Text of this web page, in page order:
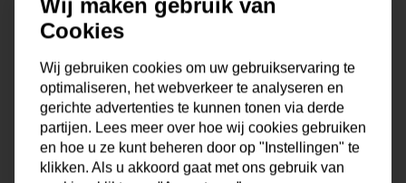
Lijst Praha |
Modern & Zilver
Op voorraad
Lijst Praha Zwart |
Zwart met rood
Uitverkocht
Wij maken gebruik van
Cookies
Wij gebruiken cookies om uw gebruikservaring te
optimaliseren, het webverkeer te analyseren en
gerichte advertenties te kunnen tonen via derde
partijen. Lees meer over hoe wij cookies gebruiken
en hoe u ze kunt beheren door op "Instellingen" te
klikken. Als u akkoord gaat met ons gebruik van